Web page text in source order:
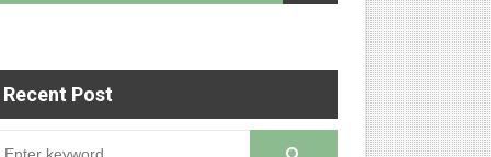
மின்னல் கல்விச் செய்தி இணையதளத்தில்
Recent Post